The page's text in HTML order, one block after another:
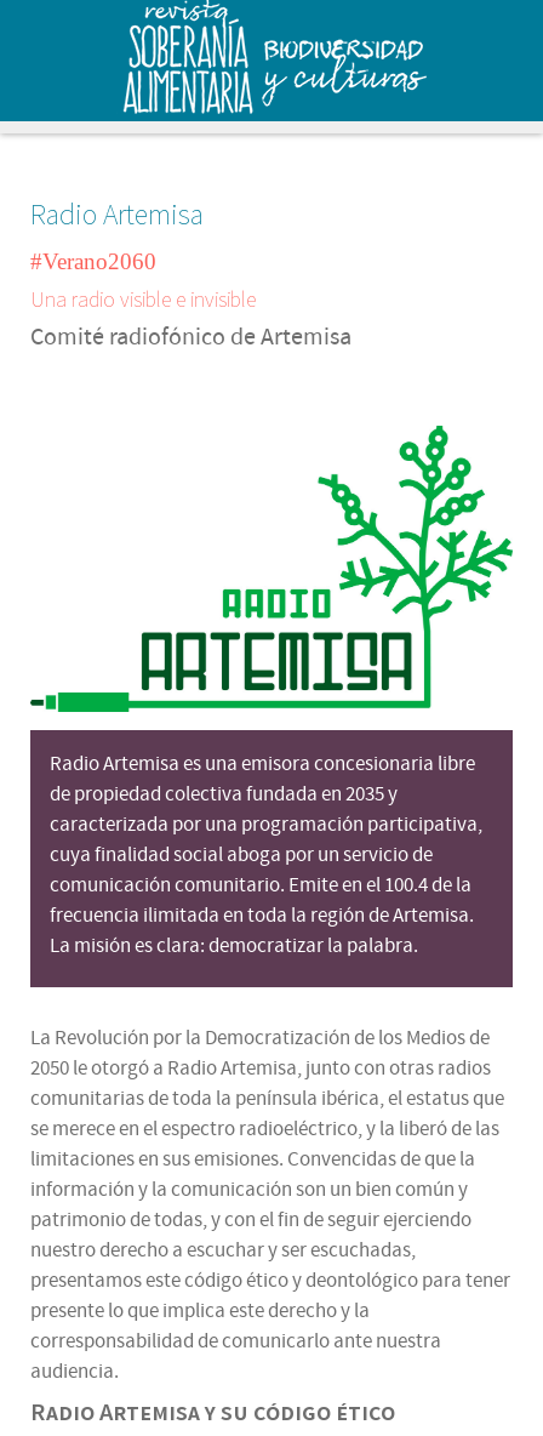
Radio Artemisa
#Verano2060
Una radio visible e invisible
Comité radiofónico de Artemisa
Radio Artemisa es una emisora concesionaria libre
de propiedad colectiva fundada en 2035 y
caracterizada por una programación participativa,
cuya finalidad social aboga por un servicio de
comunicación comunitario. Emite en el 100.4 de la
frecuencia ilimitada en toda la región de Artemisa.
La misión es clara: democratizar la palabra.
La Revolución por la Democratización de los Medios de
2050 le otorgó a Radio Artemisa, junto con otras radios
comunitarias de toda la península ibérica, el estatus que
se merece en el espectro radioeléctrico, y la liberó de las
limitaciones en sus emisiones. Convencidas de que la
información y la comunicación son un bien común y
patrimonio de todas, y con el fin de seguir ejerciendo
nuestro derecho a escuchar y ser escuchadas,
presentamos este código ético y deontológico para tener
presente lo que implica este derecho y la
corresponsabilidad de comunicarlo ante nuestra
audiencia.
Radio Artemisa y su código ético